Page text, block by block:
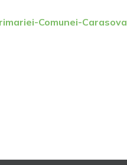
Comunei-Carasova